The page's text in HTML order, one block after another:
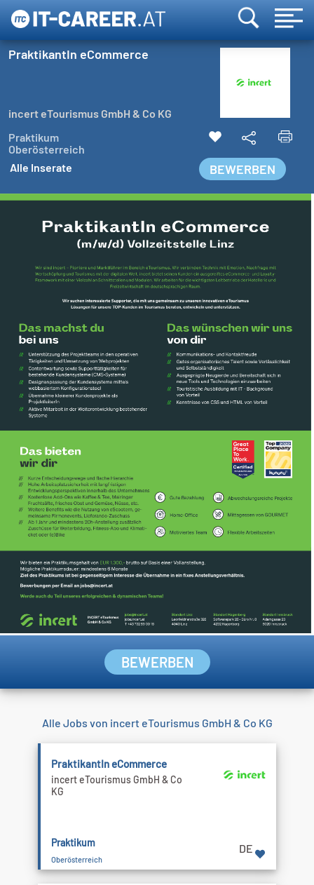
PraktikantIn eCommerce
incert eTourismus GmbH & Co KG
Praktikum
Oberösterreich
Alle Inserate
BEWERBEN
BEWERBEN
Alle Jobs von incert eTourismus GmbH & Co KG
PraktikantIn eCommerce
incert eTourismus GmbH & Co
KG
Praktikum
Oberösterreich
DE